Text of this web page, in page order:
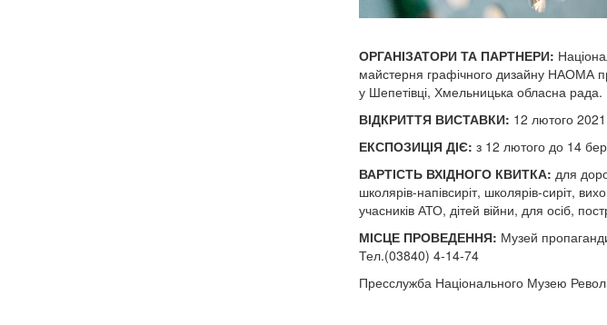
ОРГАНІЗАТОРИ ТА ПАРТНЕРИ:
майстерня графічного дизайну НАОМА
у Шепетівці, Хмельницька обласна рада.
ВІДКРИТТЯ ВИСТАВКИ: 12 лютого
ЕКСПОЗИЦІЯ ДІЄ: з 12 лютого до 14
ВАРТІСТЬ ВХІДНОГО КВИТКА: для
школярів-напівсиріт, школярів-сиріт,
учасників АТО, дітей війни, для осіб,
МІСЦЕ ПРОВЕДЕННЯ: Музей
Тел.(03840) 4-14-74
Пресслужба Національного Музею